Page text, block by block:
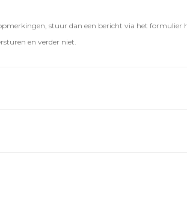
stuur dan een bericht via het formulier
en verder niet.